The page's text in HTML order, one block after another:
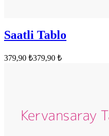
Saatli Tablo
379,90 ₺379,90 ₺